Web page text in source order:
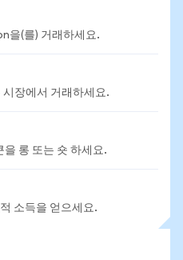
을(를) 거래하세요.
시장에서 거래하세요.
롱 또는 숏 하세요.
소득을 얻으세요.